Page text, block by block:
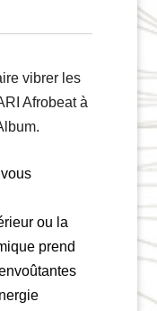
vibrer les
Afrobeatà
ou la
prend